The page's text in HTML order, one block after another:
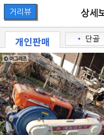
상세
개인판매 • 단골
© 아그리즈